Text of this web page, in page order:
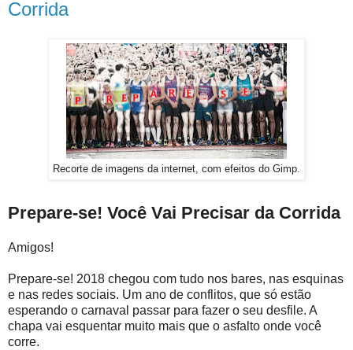
Corrida
Recorte de imagens da internet, com efeitos do Gimp.
Prepare-se! Você Vai Precisar da Corrida
Amigos!
Prepare-se! 2018 chegou com tudo nos bares, nas esquinas
e nas redes sociais. Um ano de conflitos, que só estão
esperando o carnaval passar para fazer o seu desfile. A
chapa vai esquentar muito mais que o asfalto onde você
corre.